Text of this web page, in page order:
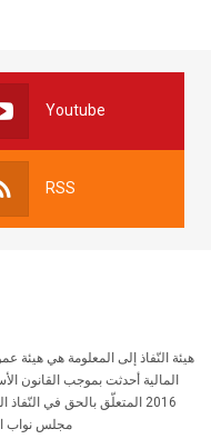
Youtube
RSS
هيئة النّفاذ إلى المعلومة هي هيئة
2016 المتعلّق بالحق في
مجلس نواب الشعب